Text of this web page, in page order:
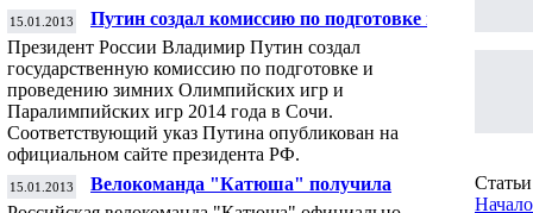
15.01.2013
Путин создал комиссию по подготовке к
Олимпиаде в Сочи
Президент России Владимир Путин создал
государственную комиссию по подготовке и
проведению зимних Олимпийских игр и
Паралимпийских игр 2014 года в Сочи.
Соответствующий указ Путина опубликован на
официальном сайте президента РФ.
15.01.2013
Велокоманда "Катюша" получила
континентальную лицензию
Начало